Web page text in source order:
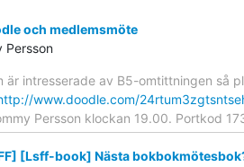
och medlemsmöte
Persson
är intresserade av B5-omtittningen så
www.doodle.com/
Persson klockan 19.00. Portkod
[Lsff-book] Nästa